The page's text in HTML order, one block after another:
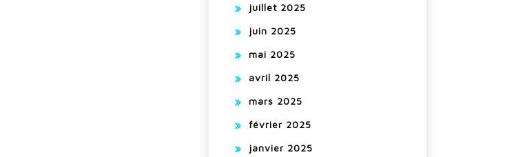
juillet 2025
juin 2025
mai 2025
avril 2025
mars 2025
février 2025
janvier 2025